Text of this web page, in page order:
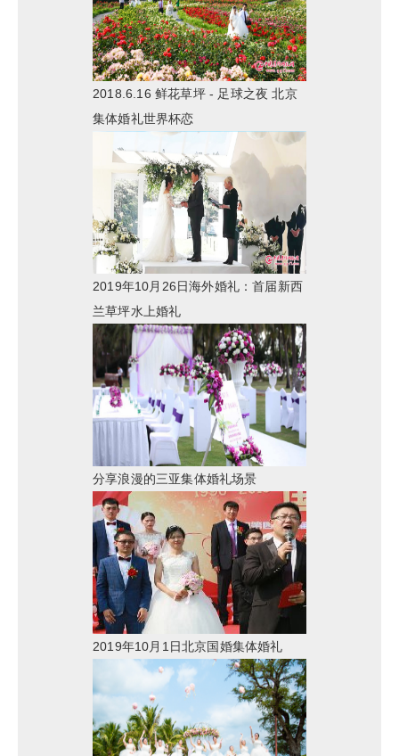
2018.6.16 鲜花草坪 - 足球之夜 北京
集体婚礼世界杯恋
2019年10月26日海外婚礼：首届新西
兰草坪水上婚礼
分享浪漫的三亚集体婚礼场景
2019年10月1日北京国婚集体婚礼